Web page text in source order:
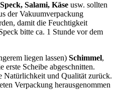
Speck, Salami, Käse usw. sollten
der Vakuumverpackung
damit die Feuchtigkeit
bitte ca. 1 Stunde vor dem
liegen lassen) Schimmel,
erste Scheibe abgeschnitten.
Natürlichkeit und Qualität zurück.
Verpackung herausgenommen